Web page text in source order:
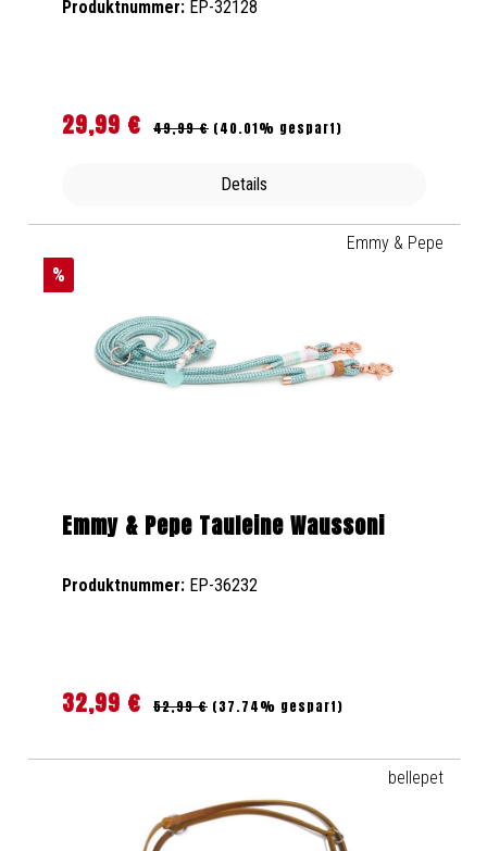
Produktnummer: EP-32128
Verkaufspreis:
29,99 € Regulärer Preis:
49,99 € (40.01% gespart)
Details
%
Emmy & Pepe Tauleine Waussoni
Produktnummer: EP-36232
Emmy & Pepe
Verkaufspreis:
32,99 € Regulärer Preis:
52,99 € (37.74% gespart)
bellepet